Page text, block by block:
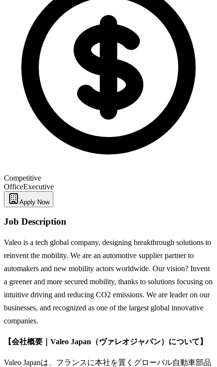
Competitive
OfficeExecutive
Apply Now
Job Description
Valeo is a tech global company, designing breakthrough solutions to
reinvent the mobility. We are an automotive supplier partner to
automakers and new mobility actors worldwide. Our vision? Invent
a greener and more secured mobility, thanks to solutions focusing on
intuitive driving and reducing CO2 emissions. We are leader on our
businesses, and recognized as one of the largest global innovative
companies.
【会社概要｜Valeo Japan（ヴァレオジャパン）について】
Valeo Japanは、フランスに本社を置くグローバル自動車部品